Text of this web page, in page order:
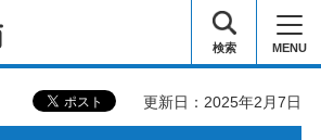
検索 MENU
更新日：2025年2月7日